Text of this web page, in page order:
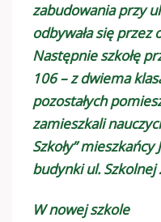
zabudowania przy
odbywała się przez
Następnie szkołę
106 – z dwiema
pozostałych
zamieszkali
Szkoły”
budynki ul. Szkolnej
W nowej szkole